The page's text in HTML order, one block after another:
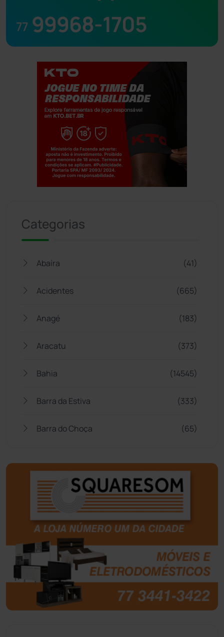
77 99968-1705
Categorias
Abaíra (41)
Acidentes (665)
Anagé (183)
Aracatu (373)
Bahia (14545)
Barra da Estiva (333)
Barra do Choça (65)
Bom Jesus da Lapa (507)
Boquira (152)
Botuporã
Brasil (7680)
Brumado (31958)